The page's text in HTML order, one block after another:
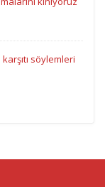
karşıtı söylemleri